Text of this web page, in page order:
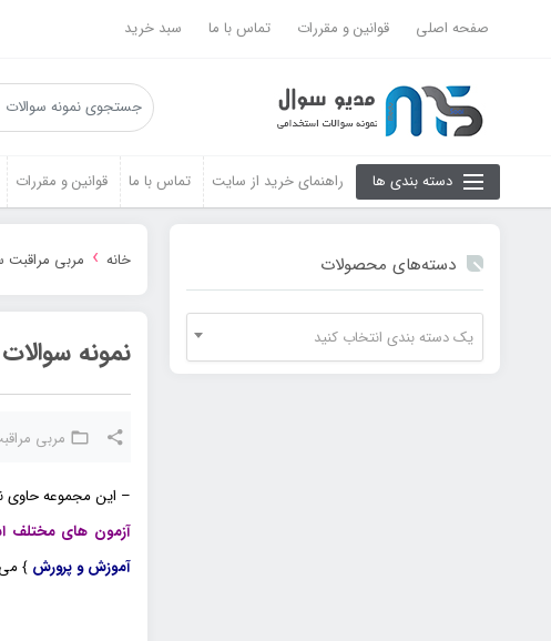
صفحه اصلی قوانین و مقررات تماس با ما سبد خرید
دسته بندی ها راهنمای خرید از سایت تماس با ما قوانین و مقررات
دسته‌های محصولات
یک دسته بندی انتخاب کنید
خانه › مربی
نمونه
مربی
– این مجموعه حاوی
آزمون های مختلف
آموزش و پرورش }